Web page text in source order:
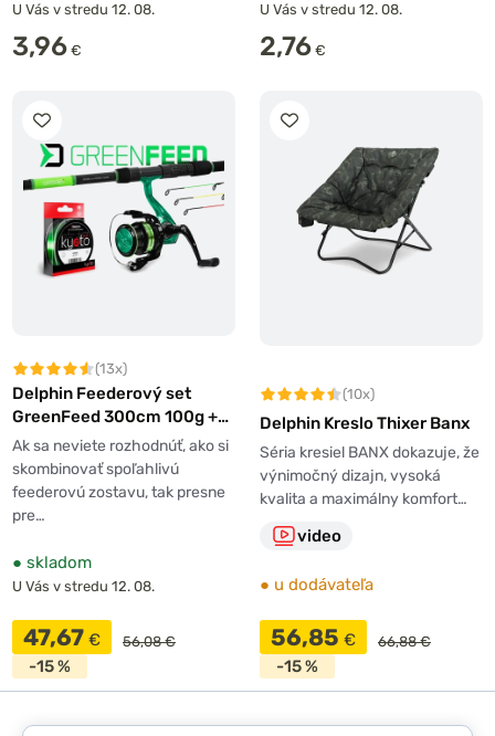
U Vás v stredu 12. 08.
3,96 €
U Vás v stredu 12. 08.
2,76 €
(13x)
Delphin Feederový set
GreenFeed 300cm 100g +
3T + 0,261mm
Ak sa neviete rozhodnúť, ako si
skombinovať spoľahlivú
feederovú zostavu, tak presne
pre…
● skladom
U Vás v stredu 12. 08.
47,67 € 56,08 €
-15 %
(10x)
Delphin Kreslo Thixer Banx
Séria kresiel BANX dokazuje, že
výnimočný dizajn, vysoká
kvalita a maximálny komfort…
video
● u dodávateľa
56,85 € 66,88 €
-15 %